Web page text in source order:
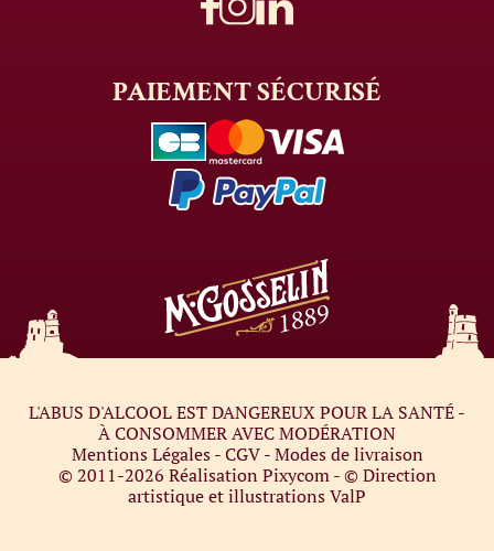
PAIEMENTSÉCURISÉ
L'ABUS D'ALCOOL EST DANGEREUX POUR LA SANTÉ -
À CONSOMMER AVEC MODÉRATION
Mentions Légales-CGV-Modes de livraison
© 2011-2026 Réalisation Pixycom- © Direction
artistique et illustrationsValP